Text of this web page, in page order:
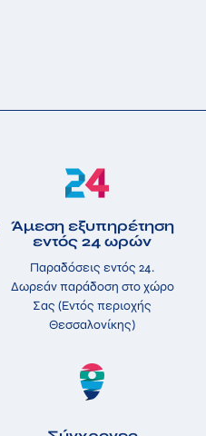
Άμεση εξυπηρέτηση
εντός 24 ωρών
Παραδόσεις εντός 24.
Δωρεάν παράδοση στο χώρο
Σας (Εντός περιοχής
Θεσσαλονίκης)